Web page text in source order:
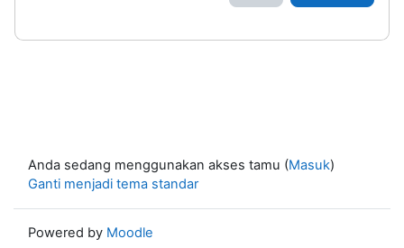
Anda sedang menggunakan akses tamu (Masuk)
Ganti menjadi tema standar
Powered by Moodle